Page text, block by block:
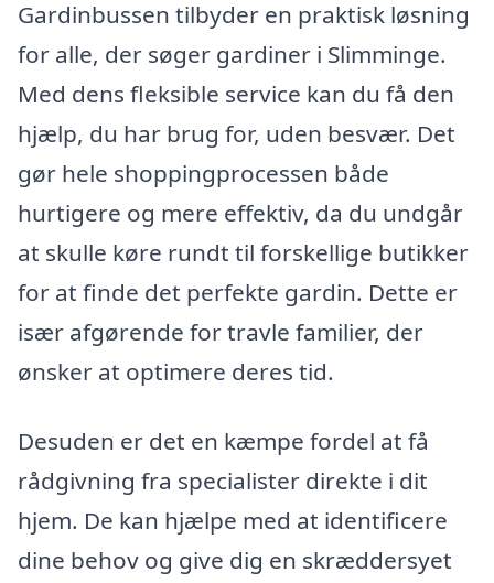
Gardinbussen tilbyder en praktisk løsning
for alle, der søger gardiner i Slimminge.
Med dens fleksible service kan du få den
hjælp, du har brug for, uden besvær. Det
gør hele shoppingprocessen både
hurtigere og mere effektiv, da du undgår
at skulle køre rundt til forskellige butikker
for at finde det perfekte gardin. Dette er
især afgørende for travle familier, der
ønsker at optimere deres tid.
Desuden er det en kæmpe fordel at få
rådgivning fra specialister direkte i dit
hjem. De kan hjælpe med at identificere
dine behov og give dig en skræddersyet